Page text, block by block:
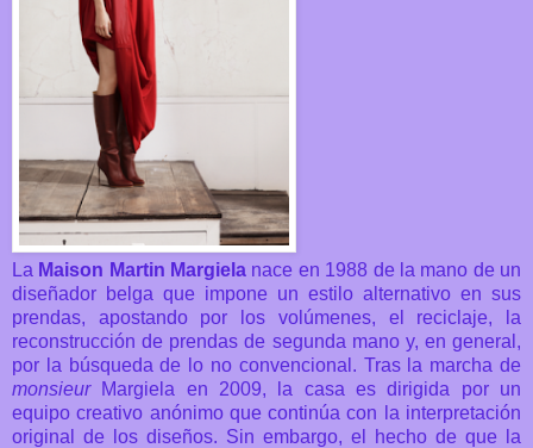
La Maison Martin Margiela nace en 1988 de la mano de un
diseñador belga que impone un estilo alternativo en sus
prendas, apostando por los volúmenes, el reciclaje, la
reconstrucción de prendas de segunda mano y, en general,
por la búsqueda de lo no convencional. Tras la marcha de
monsieurMargiela en 2009, la casa es dirigida por un
equipo creativo anónimo que continúa con la interpretación
original de los diseños. Sin embargo, el hecho de que la